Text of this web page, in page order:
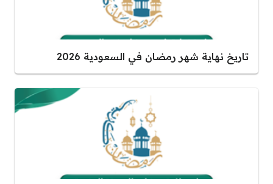
تاريخ نهاية شهر رمضان في السعودية 2026